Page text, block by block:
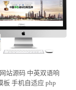
站源码 中英双语响
板 手机自适应 php